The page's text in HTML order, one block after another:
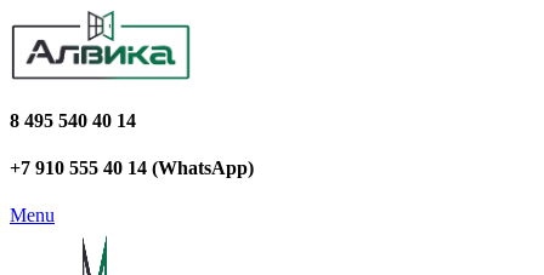
8 495 540 40 14
+7 910 555 40 14 (WhatsApp)
Menu